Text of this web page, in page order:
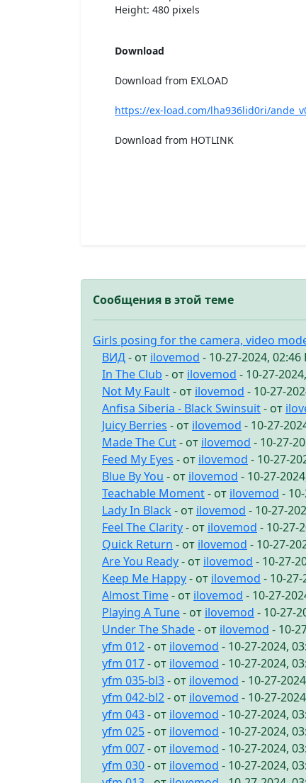
Height: 480 pixels
Download
Download from EXLOAD
https://ex-load.com/lha936lid0ri/
Download from HOTLINK
Сообщения в этой теме
Girls posing for the camera, video
ВИД- от ilovemod - 10-27-2024, 02:46
In The Club - от ilovemod - 10-27-
Not My Fault- от ilovemod - 10-27-
Anfisa Siberia - Black Swinsuit- от
Juicy Berries - от ilovemod - 10-27-
Made The Cut- от ilovemod - 10-27-
Feed My Eyes - от ilovemod - 10-27-
Blue By You - от ilovemod - 10-27-
Teachable Moment- от ilovemod -
Lady In Black - от ilovemod - 10-27-
Feel The Clarity- от ilovemod - 10-27-
Quick Return - от ilovemod - 10-27-
Are You Ready- от ilovemod - 10-27-
Keep Me Happy- от ilovemod - 10-27-
Almost Time- от ilovemod - 10-27-
Playing A Tune- от ilovemod - 10-27-
Under The Shade- от ilovemod - 10-
yfm 012- от ilovemod - 10-27-2024,
yfm 017- от ilovemod - 10-27-2024,
yfm 035-bl3- от ilovemod - 10-27-
yfm 042-bl2- от ilovemod - 10-27-
yfm 043- от ilovemod - 10-27-2024,
yfm 025- от ilovemod - 10-27-2024,
yfm 007- от ilovemod - 10-27-2024,
yfm 030- от ilovemod - 10-27-2024,